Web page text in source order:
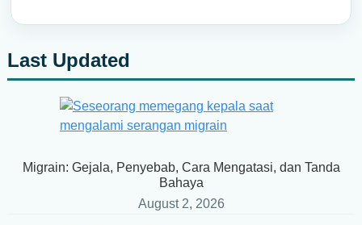
Primary
Sidebar
Last Updated
Migrain: Gejala, Penyebab, Cara Mengatasi, dan Tanda
Bahaya
August 2, 2026